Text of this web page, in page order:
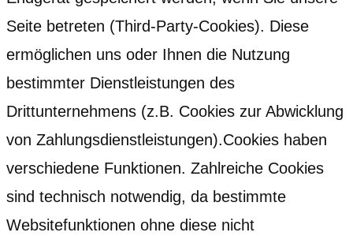
Seite betreten (Third-Party-Cookies). Diese
ermöglichen uns oder Ihnen die Nutzung
bestimmter Dienstleistungen des
Drittunternehmens (z.B. Cookies zur Abwicklung
von Zahlungsdienstleistungen).Cookies haben
verschiedene Funktionen. Zahlreiche Cookies
sind technisch notwendig, da bestimmte
Websitefunktionen ohne diese nicht